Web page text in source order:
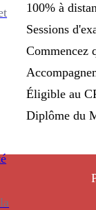
100% à
Sessions
Commencez
Éligible au
Diplôme du